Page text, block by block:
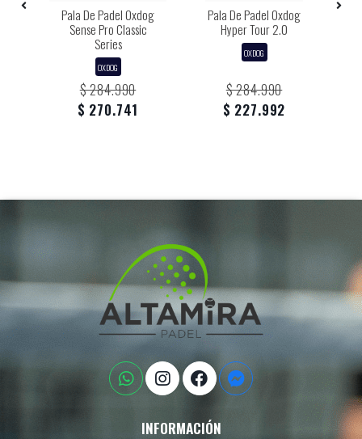
Pala De Padel Oxdog
Sense Pro Classic
Series
OXDOG
$ 284.990
$ 270.741
Pala De Padel Oxdog
Hyper Tour 2.0
OXDOG
$ 284.990
$ 227.992
INFORMACIÓN